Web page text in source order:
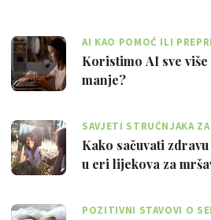
AI KAO POMOĆ ILI
Koristimo AI sve
manje?
SAVJETI STRUČNJAKA
Kako sačuvati
u eri lijekova za
POZITIVNI STAVOVI O